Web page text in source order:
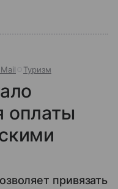
Туризм
оплаты
привязать